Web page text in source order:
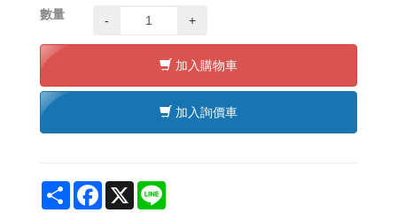
數量 - +
加入購物車
加入詢價車
Share Facebook
X